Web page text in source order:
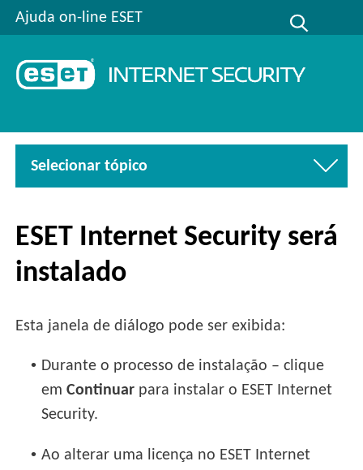
Ajuda on-line ESET
Selecionar tópico
ESET Internet Security será
instalado
Esta janela de diálogo pode ser exibida:
• Durante o processo de instalação – clique
emContinuar para instalar o ESET Internet
Security.
• Ao alterar uma licença no ESET Internet